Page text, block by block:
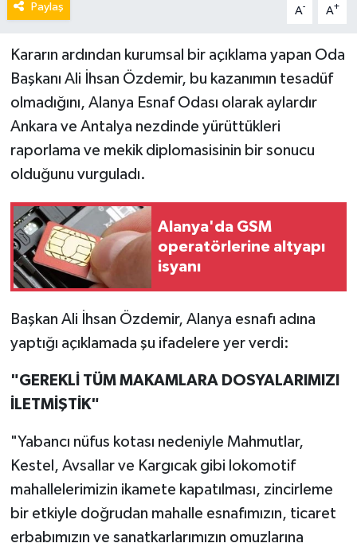
Paylaş A- A+
Kararın ardından kurumsal bir açıklama yapan Oda
Başkanı Ali İhsan Özdemir, bu kazanımın tesadüf
olmadığını, Alanya Esnaf Odası olarak aylardır
Ankara ve Antalya nezdinde yürüttükleri
raporlama ve mekik diplomasisinin bir sonucu
olduğunu vurguladı.
Alanya'da GSM
operatörlerine altyapı
isyanı
​Başkan Ali İhsan Özdemir, Alanya esnafı adına
yaptığı açıklamada şu ifadelere yer verdi:
​"GEREKLİ TÜM MAKAMLARA DOSYALARIMIZI
İLETMİŞTİK"
​"Yabancı nüfus kotası nedeniyle Mahmutlar,
Kestel, Avsallar ve Kargıcak gibi lokomotif
mahallelerimizin ikamete kapatılması, zincirleme
bir etkiyle doğrudan mahalle esnafımızın, ticaret
erbabımızın ve sanatkarlarımızın omuzlarına